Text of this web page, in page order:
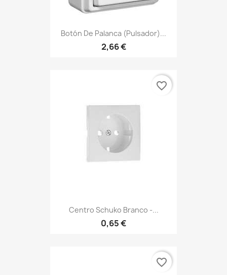
Botón De Palanca (pulsador)...
2,66 €
Centro Schuko Branco -...
0,65 €
favorite_border
favorite_border